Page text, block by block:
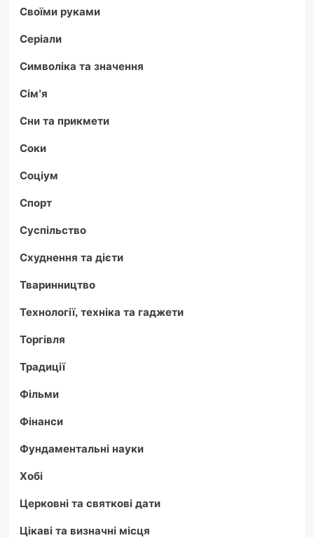
Своїми руками
Серіали
Символіка та значення
Сім'я
Сни та прикмети
Соки
Соціум
Спорт
Суспільство
Схуднення та дієти
Тваринництво
Технології, техніка та гаджети
Торгівля
Традиції
Фільми
Фінанси
Фундаментальні науки
Хобі
Церковні та святкові дати
Цікаві та визначні місця